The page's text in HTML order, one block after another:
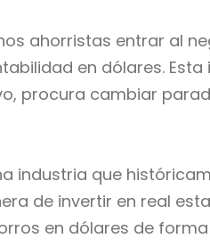
ahorristas entrar al
en dólares.
procura cambiar
industria que
de invertir en real
en dólares de